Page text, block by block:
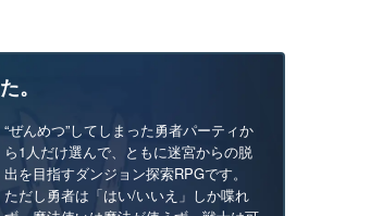
。
“ぜんめつ”してしまった勇者パーティか
ら1人だけ選んで、ともに迷宮からの脱
出を目指すダンジョン探索RPGです。
ただし勇者は「はい/いいえ」しか喋れ